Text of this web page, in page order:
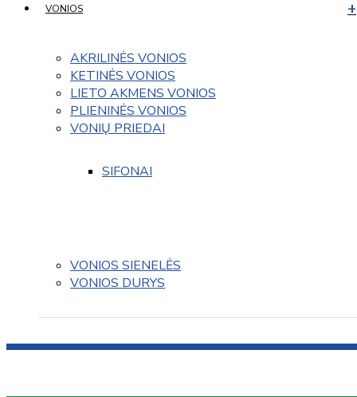
VONIOS
AKRILINĖS VONIOS
KETINĖS VONIOS
LIETO AKMENS VONIOS
PLIENINĖS VONIOS
VONIŲ PRIEDAI
SIFONAI
VONIOS SIENELĖS
VONIOS DURYS